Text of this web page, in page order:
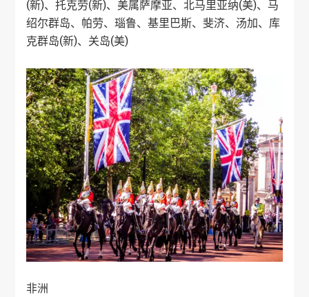
(新)、托克劳(新)、美属萨摩亚、北马里亚纳(美)、马
绍尔群岛、帕劳、 瑙鲁、基里巴斯、斐济、汤加、库
克群岛(新)、关岛(美)
非洲